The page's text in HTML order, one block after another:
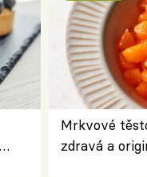
Mrkvové
zdravá a